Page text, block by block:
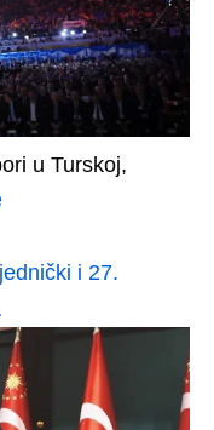
u Turskoj,
i 27.